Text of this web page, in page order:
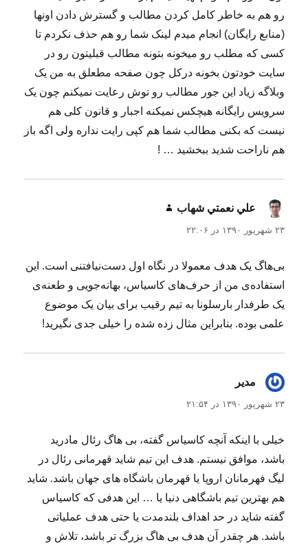
رو هم به خاطر کامل کردن مطالب و گسترش دادن اونها
(منابع رایگان) انجام میدم لینک شما رو هم حذف نکردم تا
کسی که مطلب رو میخونه بتونه مطالب قبلیتون رو در
سایت خودتون بخونه درکل چون صفحه مطعلق به من یک
وبلاگه زیاد این جور مطالب رو توش رعایت نمیکنم چون یک
سرویس رایگانه هیچکس نمیکنه اجبار و قانون کلی هم
نیست که بکنی مطالب شما هم کپی رایت نداره ولی اگه باز
هم ناراحت شدید ببخشید … !
علي نعمتي شهاب
۲۳ شهریور ۱۳۹۰ در ۲۲:۰۶
بی‌هاگ یک هدف معمولا در نگاه اول دست‌نیافتنی است. این
استفاده‌ی من از حرف‌های کاسیاس، بهانه‌جویی و طعنه‌ی
یک طرفدار بارسلونا به تیم رقیب برای بیان یک موضوع
علمی بوده. بنابراین مثال زده شده را خیلی جدی نگیرید!
مدیر
۲۳ شهریور ۱۳۹۰ در ۲۱:۵۴
خیلی با اینکه آنچه کاسیاس گفته، بی هاگ رئال مادرید
باشد، موافق نیستم. هدف این تیم شاید قهرمانی رئال در
لیگ فهرمانان اروپا یا قهرمان باشگاه های جهان باشد. شاید
هم بهترین تیم باشگاهی دنیا یا … این هدفی که کاسیاس
گفته شاید در حد اهداف بلندمدت یا حتی هدف عملیاتی
باشد. هر چقدر آن هدف بی هاگ بزرگ تر باشد، تلاش و